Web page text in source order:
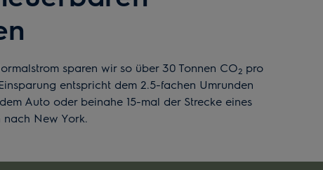
sparen wir so über 30 Tonnen CO2 pro
entspricht dem 2.5-fachen Umrunden
Auto oder beinahe 15-mal der Strecke eines
nach New York.